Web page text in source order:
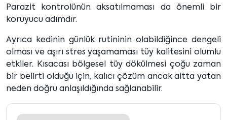
Parazit kontrolünün aksatılmaması da önemli bir
koruyucu adımdır.
Ayrıca kedinin günlük rutininin olabildiğince dengeli
olması ve aşırı stres yaşamaması tüy kalitesini olumlu
etkiler. Kısacası bölgesel tüy dökülmesi çoğu zaman
bir belirti olduğu için, kalıcı çözüm ancak altta yatan
neden doğru anlaşıldığında sağlanabilir.